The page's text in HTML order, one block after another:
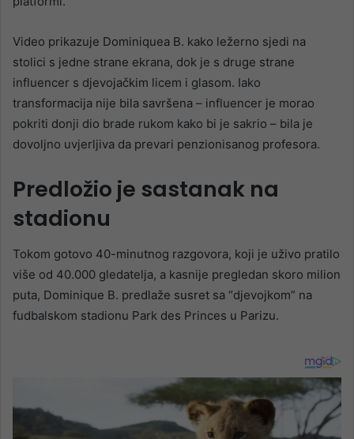
Video prikazuje Dominiquea B. kako ležerno sjedi na
stolici s jedne strane ekrana, dok je s druge strane
influencer s djevojačkim licem i glasom. Iako
transformacija nije bila savršena – influencer je morao
pokriti donji dio brade rukom kako bi je sakrio – bila je
dovoljno uvjerljiva da prevari penzionisanog profesora.
Predložio je sastanak na
stadionu
Tokom gotovo 40-minutnog razgovora, koji je uživo pratilo
više od 40.000 gledatelja, a kasnije pregledan skoro milion
puta, Dominique B. predlaže susret sa “djevojkom” na
fudbalskom stadionu Park des Princes u Parizu.